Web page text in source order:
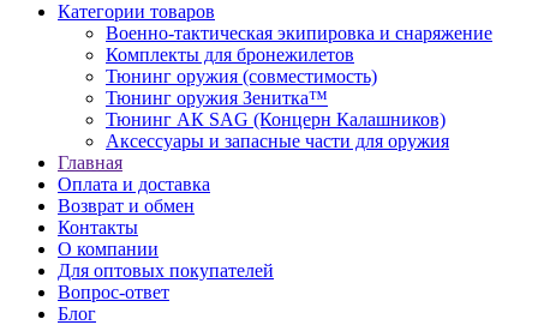
Категории товаров
Военно-тактическая экипировка и снаряжение
Комплекты для бронежилетов
Тюнинг оружия (совместимость)
Тюнинг оружия Зенитка™
Тюнинг АК SAG (Концерн Калашников)
Аксессуары и запасные части для оружия
Главная
Оплата и доставка
Возврат и обмен
Контакты
О компании
Для оптовых покупателей
Вопрос-ответ
Блог